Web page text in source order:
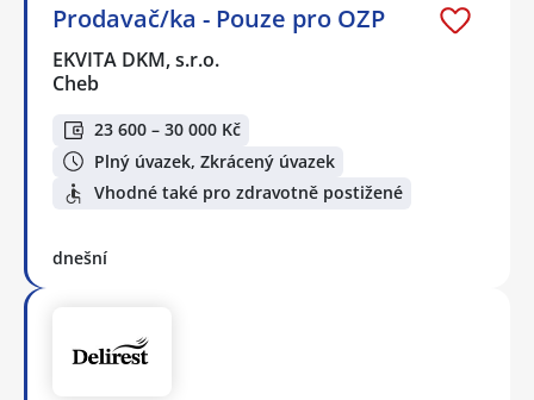
Prodavač/ka - Pouze pro OZP
EKVITA DKM, s.r.o.
Cheb
23 600 – 30 000 Kč
Plný úvazek, Zkrácený úvazek
Vhodné také pro zdravotně postižené
dnešní